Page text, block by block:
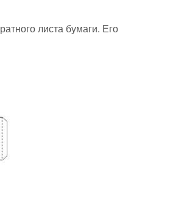
листа бумаги. Его